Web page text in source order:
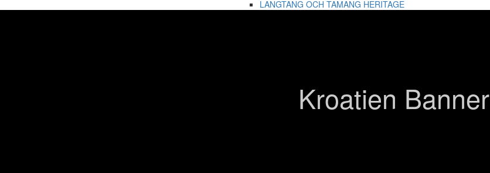
LANGTANG OCH TAMANG HERITAGE
Kroatien Banner